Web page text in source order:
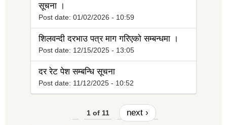
सूचना ।
Post date: 01/02/2026 - 10:59
शिलवन्दी दरभाउ पत्र माग गरिएको सम्बन्धमा ।
Post date: 12/15/2025 - 13:05
दर रेट पेश सम्बन्धि सूचना
Post date: 11/12/2025 - 10:52
1 of 11 next ›